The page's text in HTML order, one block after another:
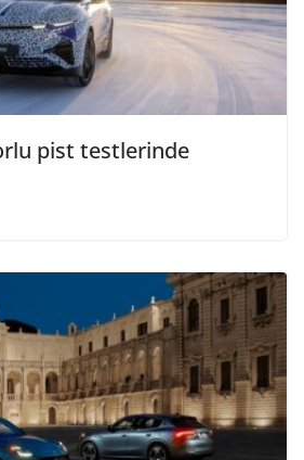
pist testlerinde